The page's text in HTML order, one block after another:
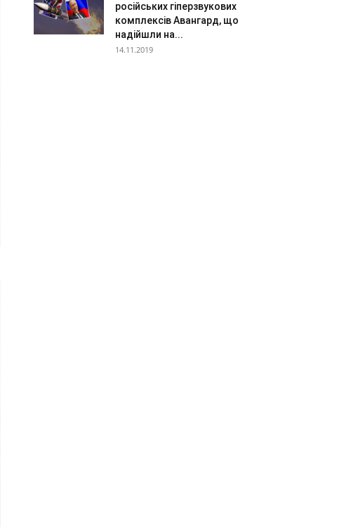
російських гіперзвукових
комплексів Авангард, що
надійшли на...
14.11.2019